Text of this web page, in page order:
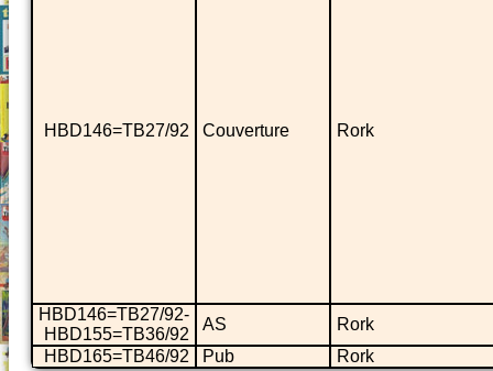
HBD146=TB27/92 Couverture Rork
HBD146=TB27/92-
HBD155=TB36/92
AS
Rork
HBD165=TB46/92
Pub Rork